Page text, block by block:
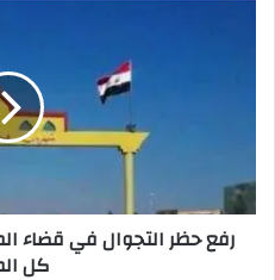
بعقوبة
وفتح
رفع حظر التجوال في قضاء
كل